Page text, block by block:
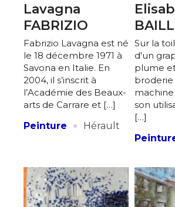
Lavagna
FABRIZIO
Fabrizio Lavagna est né
le 18 décembre 1971 à
Savona en Italie. En
2004, il s’inscrit à
l’Académie des Beaux-
arts de Carrare et […]
Peinture
· Hérault
Sur la
d'un
plume
broderie
son
[…]